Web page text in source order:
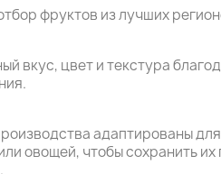
фруктов из лучших
вкус, цвет и текстура
адаптированы
овощей, чтобы сохранить